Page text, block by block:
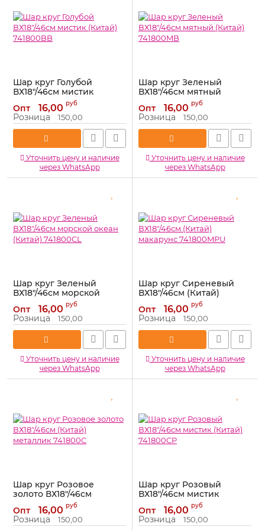
Шар круг Голубой
ВХ18"/46см мистик
(Китай) 741800BB
Артикул: 741800BB
Опт 16,00 руб
Розница 150,00
Уточнить цену и наличие
через WhatsApp
Шар круг Зеленый
ВХ18"/46см мятный
(Китай) 741800MB
Артикул: 741800MB
Опт 16,00 руб
Розница 150,00
Уточнить цену и наличие
через WhatsApp
Шар круг Зеленый
ВХ18"/46см морской
океан (Китай) 741800CL
Артикул: 741800CL
Опт 16,00 руб
Розница 150,00
Уточнить цену и наличие
через WhatsApp
Шар круг Сиреневый
ВХ18"/46см (Китай)
макарунс 741800MPU
Артикул: 741800MPU
Опт 16,00 руб
Розница 150,00
Уточнить цену и наличие
через WhatsApp
Шар круг Розовое
золото ВХ18"/46см
(Китай) металлик
741800C
Артикул: 741800C
Опт 16,00 руб
Розница 150,00
Шар круг Розовый
ВХ18"/46см мистик
(Китай) 741800CP
Артикул: 741800CP
Опт 16,00 руб
Розница 150,00